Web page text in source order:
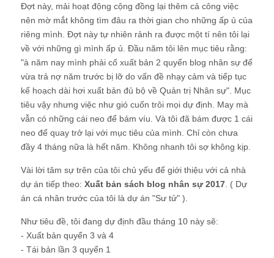
Đợt này, mải hoạt động cộng đồng lại thêm cả công việc
nên mờ mắt không tìm đâu ra thời gian cho những ấp ủ của
riêng mình. Đợt này tự nhiên rảnh ra được một tí nên tôi lại
về với những gì mình ấp ủ. Đầu năm tôi lên mục tiêu rằng:
"à năm nay mình phải cố xuất bản 2 quyển blog nhân sự để
vừa trả nợ năm trước bị lỡ do vấn đề nhạy cảm và tiếp tục
kế hoạch dài hơi xuất bản đủ bộ về Quản trị Nhân sự". Mục
tiêu vậy nhưng việc như gió cuốn trôi mọi dự định. May mà
vẫn có những cái neo để bám víu. Và tôi đã bám được 1 cái
neo để quay trở lại với mục tiêu của mình. Chỉ còn chưa
đầy 4 tháng nữa là hết năm. Không nhanh tôi sợ không kịp.
Vài lời tâm sự trên của tôi chủ yếu để giới thiệu với cả nhà
dự án tiếp theo: Xuất bản sách blog nhân sự 2017 . ( Dự
án cá nhân trước của tôi là dự án "Sư tử" ).
Như tiêu đề, tôi đang dự định đầu tháng 10 này sẽ:
- Xuất bản quyển 3 và 4
- Tái bản lần 3 quyển 1